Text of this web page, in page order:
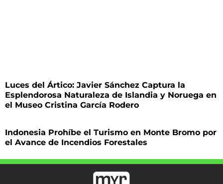
Luces del Ártico: Javier Sánchez Captura la
Esplendorosa Naturaleza de Islandia y Noruega en
el Museo Cristina García Rodero
Indonesia Prohíbe el Turismo en Monte Bromo por
el Avance de Incendios Forestales